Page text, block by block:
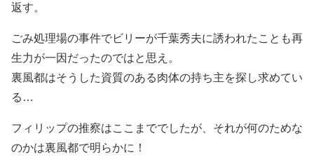
返す。
ごみ処理場の事件でビリーが千葉秀夫に誘われたことも再
生力が一因だったのではと思え。
裏風都はそうした資質のある肉体の持ち主を探し求めてい
る…
フィリップの推察はここまででしたが、それが何のためな
のかは裏風都で明らかに！